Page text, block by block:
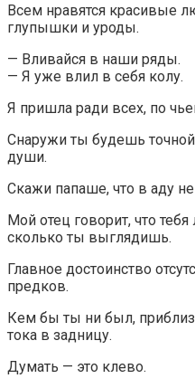
Всем нравятся красивые
глупышки и уроды.
— Вливайся в наши ряды.
— Я уже влил в себя колу.
Я пришла ради всех, по
Снаружи ты будешь
души.
Скажи папаше, что в аду
Мой отец говорит, что
сколько ты выглядишь.
Главное достоинство
предков.
Кем бы ты ни был,
тока в задницу.
Думать — это клево.